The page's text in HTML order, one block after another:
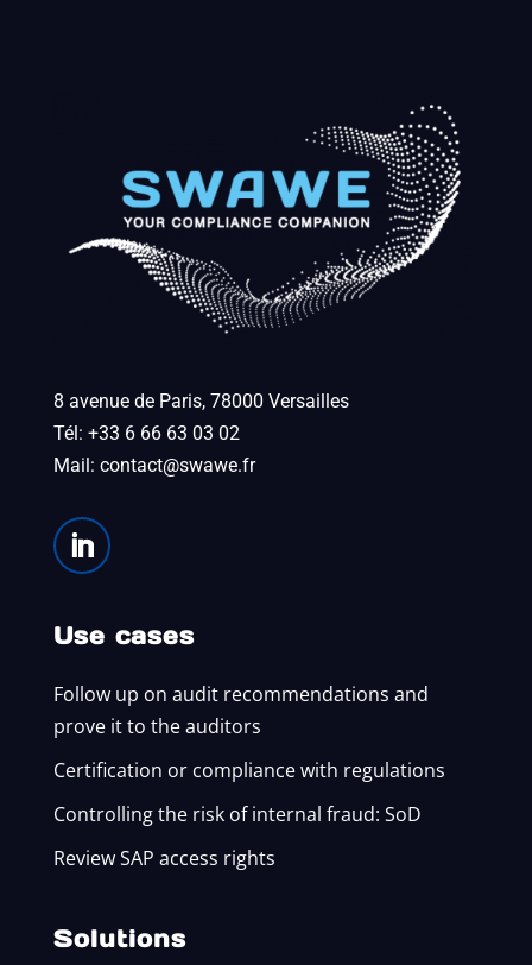
8 avenue de Paris, 78000 Versailles
Tél: +33 6 66 63 03 02
Mail: contact@swawe.fr
Use cases
Follow up on audit recommendations and
prove it to the auditors
Certification or compliance with regulations
Controlling the risk of internal fraud: SoD
Review SAP access rights
Solutions